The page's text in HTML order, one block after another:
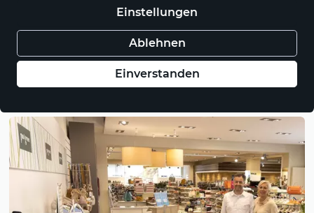
Einstellungen
Ablehnen
Einverstanden